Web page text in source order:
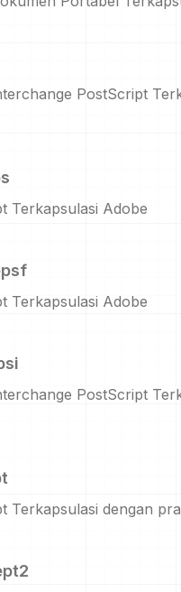
PostScript
Terkapsulasi Adobe
Terkapsulasi Adobe
PostScript
Terkapsulasi dengan